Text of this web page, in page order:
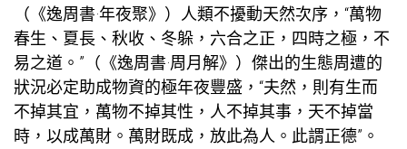
（《逸周書·年夜聚》）人類不擾動天然次序，“萬物
春生、夏長、秋收、冬躲，六合之正，四時之極，不
易之道。”（《逸周書·周月解》）傑出的生態周遭的
狀況必定助成物資的極年夜豐盛，“夫然，則有生而
不掉其宜，萬物不掉其性，人不掉其事，天不掉當
時，以成萬財。萬財既成，放此為人。此謂正德”。